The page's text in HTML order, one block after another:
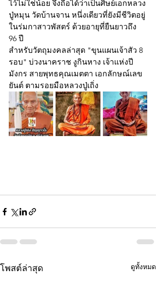
ไว้ไม่ใช่น้อย จึงถือได้ว่าเป็นศิษย์เอกหลวง
ปู่หมุน วัดบ้านจาน หนึ่งเดียวที่ยังมีชีวิตอยู่
ในร่มกาสาวพัสตร์ ด้วยอายุที่ยืนยาวถึง
96 ปี
สำหรับวัตถุมงคลล่าสุด "ขุนแผนเจ้าสัว 8
รอบ" บ่วงนาคราช งูกินหาง เจ้าแห่งปี
มังกร สายพุทธคุณเมตตา เอกลักษณ์เลข
ยันต์ ตามรอยมือหลวงปู่เถิ่ง
โพสต์ล่าสุด ดูทั้งหมด